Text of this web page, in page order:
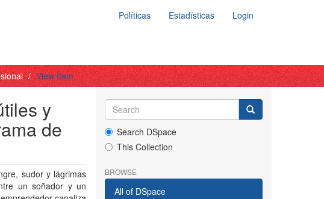
Políticas Estadísticas Login
View Item
y
de
sudor y lágrimas
un soñador y un
Search DSpace
This Collection
BROWSE
All of DSpace